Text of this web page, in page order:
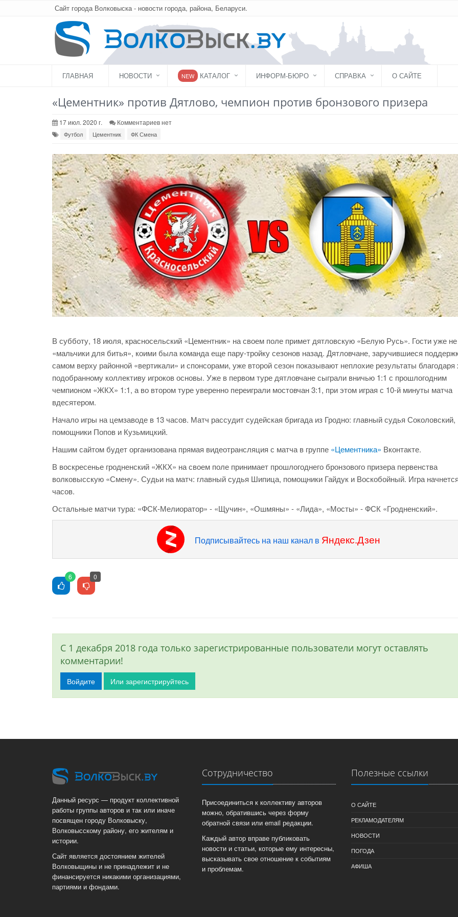
Сайт города Волковыска - новости города, района, Беларуси.
ГЛАВНАЯ НОВОСТИ NEW КАТАЛОГ ИНФОРМ-БЮРО СПРАВКА О САЙТЕ
«Цементник» против Дятлово, чемпион против бронзового призера
17 июл. 2020 г. Комментариев нет
Футбол Цементник ФК Смена
В субботу, 18 июля, красносельский «Цементник» на своем поле примет дятловскую «Белую Русь». Гости уже
«мальчики для битья», коими была команда еще пару-тройку сезонов назад. Дятловчане, заручившиеся
самом верху районной «вертикали» и спонсорами, уже второй сезон показывают неплохие результаты
подобранному коллективу игроков основы. Уже в первом туре дятловчане сыграли вничью 1:1 с прошлогодним
чемпионом «ЖКХ» 1:1, а во втором туре уверенно переиграли мостовчан 3:1, при этом играя с 10-й минуты матча
вдесятером.
Начало игры на цемзаводе в 13 часов. Матч рассудит судейская бригада из Гродно: главный судья Соколовский,
помощники Попов и Кузьмицкий.
Нашим сайтом будет организована прямая видеотрансляция с матча в группе «Цементника» Вконтакте.
В воскресенье гродненский «ЖКХ» на своем поле принимает прошлогоднего бронзового призера первенства
волковысскую «Смену». Судьи на матч: главный судья Шипица, помощники Гайдук и Воскобойный. Игра
часов.
Остальные матчи тура: «ФСК-Мелиоратор» - «Щучин», «Ошмяны» - «Лида», «Мосты» - ФСК «Гродненский».
Подписывайтесь на наш канал в Яндекс.Дзен
6 0
С 1 декабря 2018 года только зарегистрированные пользователи могут оставлять
комментарии!
Войдите Или зарегистрируйтесь
Данный ресурс — продукт коллективной
работы группы авторов и так или иначе
посвящен городу Волковыску,
Волковысскому району, его жителям и
истории.
Сайт является достоянием жителей
Волковыщины и не принадлежит и не
финансируется никакими организациями,
партиями и фондами.
Сотрудничество
Присоединиться к коллективу авторов
можно, обратившись через форму
обратной связи или email редакции.
Каждый автор вправе публиковать
новости и статьи, которые ему интересны,
высказывать свое отношение к событиям
и проблемам.
Полезные ссылки
О САЙТЕ
РЕКЛАМОДАТЕЛЯМ
НОВОСТИ
ПОГОДА
АФИША